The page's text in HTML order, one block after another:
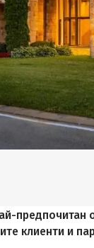
предпочитан
клиенти и